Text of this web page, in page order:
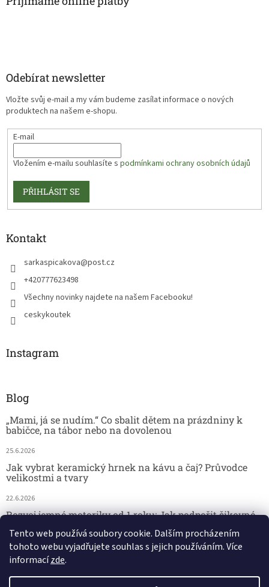
Tento web používá soubory cookie. Dalším procházením
tohoto webu vyjadřujete souhlas s jejich používáním. Více
informacízde.
Odebírat newsletter
Vložte svůj e-mail a my vám budeme zasílat informace o nových
produktech na našem e-shopu.
E-mail
Vložením e-mailu souhlasíte s podmínkami ochrany osobních údajů
PŘIHLÁSIT SE
Kontakt
sarkaspicakova@post.cz
+420777623498
Všechny novinky najdete na našem Facebooku!
ceskykoutek
Instagram
Blog
„Mami, já se nudím.“ Co sbalit dětem na prázdniny k
babičce, na tábor nebo na dovolenou
25.6.2026
Jak vybrat keramický hrnek na kávu a čaj? Průvodce
velikostmi a tvary
22.6.2026
Rozvoj jemné motoriky od 1 roku: Jak podpořit šikovné
18.6.2026